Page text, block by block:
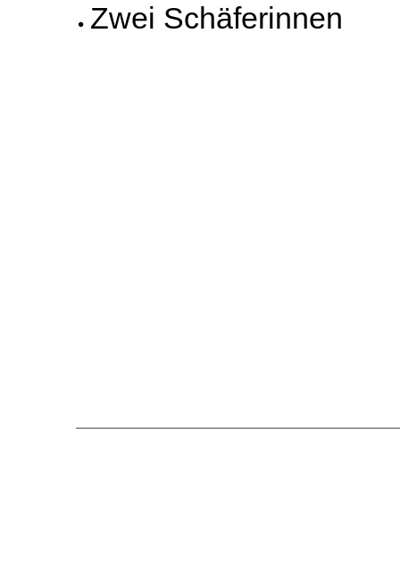
Zwei Schäferinnen